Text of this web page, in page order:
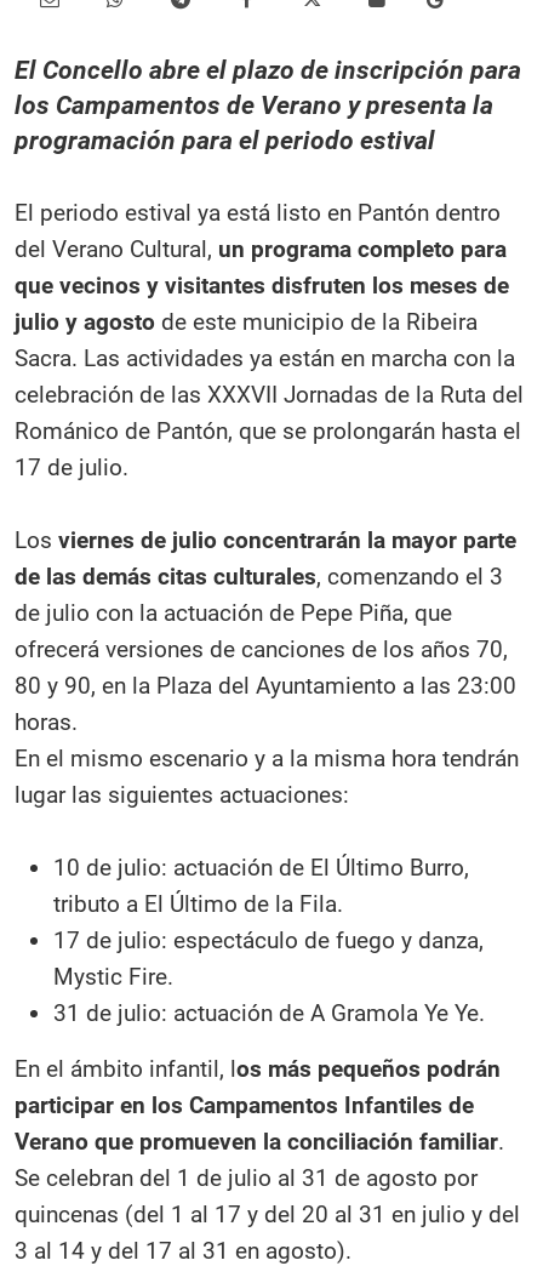
El Concello abre el plazo de inscripción para
los Campamentos de Verano y presenta la
programación para el periodo estival
El periodo estival ya está listo en Pantón dentro
del Verano Cultural, un programa completo para
que vecinos y visitantes disfruten los meses de
julio y agosto de este municipio de la Ribeira
Sacra. Las actividades ya están en marcha con la
celebración de las XXXVII Jornadas de la Ruta del
Románico de Pantón, que se prolongarán hasta el
17 de julio.
Los viernes de julio concentrarán la mayor parte
de las demás citas culturales, comenzando el 3
de julio con la actuación de Pepe Piña, que
ofrecerá versiones de canciones de los años 70,
80 y 90, en la Plaza del Ayuntamiento a las 23:00
horas.
En el mismo escenario y a la misma hora tendrán
lugar las siguientes actuaciones:
10 de julio: actuación de El Último Burro,
tributo a El Último de la Fila.
17 de julio: espectáculo de fuego y danza,
Mystic Fire.
31 de julio: actuación de A Gramola Ye Ye.
En el ámbito infantil, los más pequeños podrán
participar en los Campamentos Infantiles de
Verano que promueven la conciliación familiar.
Se celebran del 1 de julio al 31 de agosto por
quincenas (del 1 al 17 y del 20 al 31 en julio y del
3 al 14 y del 17 al 31 en agosto).